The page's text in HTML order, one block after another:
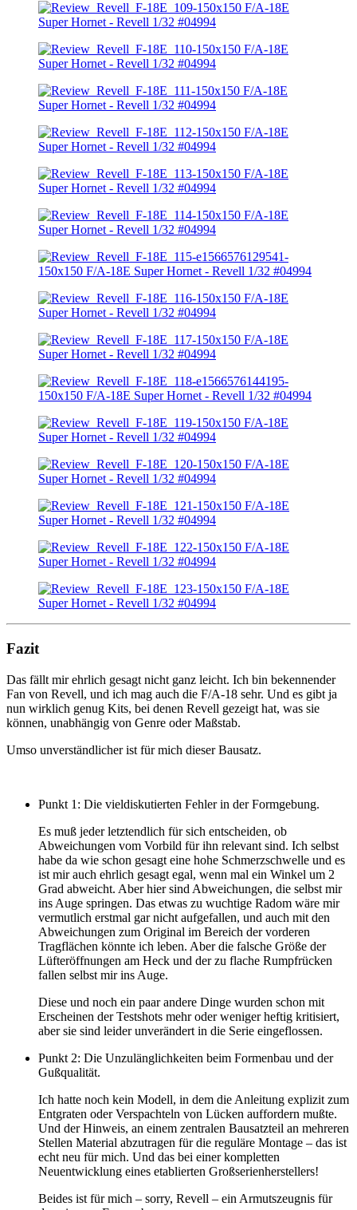
Fazit
Das fällt mir ehrlich gesagt nicht ganz leicht. Ich bin bekennender
Fan von Revell, und ich mag auch die F/A-18 sehr. Und es gibt ja
nun wirklich genug Kits, bei denen Revell gezeigt hat, was sie
können, unabhängig von Genre oder Maßstab.
Umso unverständlicher ist für mich dieser Bausatz.
Punkt 1: Die vieldiskutierten Fehler in der Formgebung.
Es muß jeder letztendlich für sich entscheiden, ob
Abweichungen vom Vorbild für ihn relevant sind. Ich selbst
habe da wie schon gesagt eine hohe Schmerzschwelle und es
ist mir auch ehrlich gesagt egal, wenn mal ein Winkel um 2
Grad abweicht. Aber hier sind Abweichungen, die selbst mir
ins Auge springen. Das etwas zu wuchtige Radom wäre mir
vermutlich erstmal gar nicht aufgefallen, und auch mit den
Abweichungen zum Original im Bereich der vorderen
Tragflächen könnte ich leben. Aber die falsche Größe der
Lüfteröffnungen am Heck und der zu flache Rumpfrücken
fallen selbst mir ins Auge.
Diese und noch ein paar andere Dinge wurden schon mit
Erscheinen der Testshots mehr oder weniger heftig kritisiert,
aber sie sind leider unverändert in die Serie eingeflossen.
Punkt 2: Die Unzulänglichkeiten beim Formenbau und der
Gußqualität.
Ich hatte noch kein Modell, in dem die Anleitung explizit zum
Entgraten oder Verspachteln von Lücken auffordern mußte.
Und der Hinweis, an einem zentralen Bausatzteil an mehreren
Stellen Material abzutragen für die reguläre Montage – das ist
echt neu für mich. Und das bei einer kompletten
Neuentwicklung eines etablierten Großserienherstellers!
Beides ist für mich – sorry, Revell – ein Armutszeugnis für